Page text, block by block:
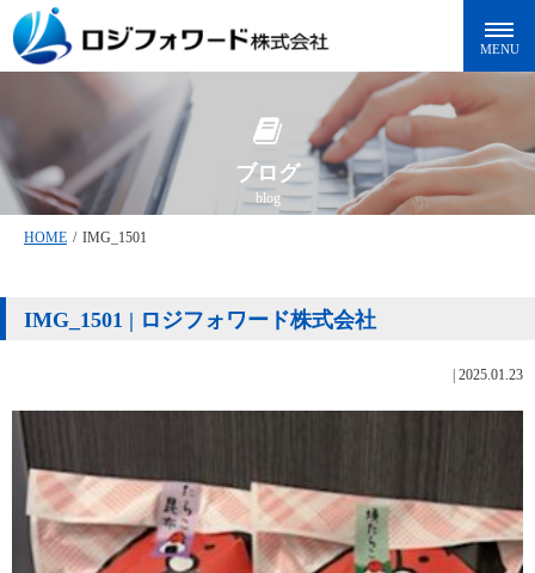
ブログ
blog
HOME / IMG_1501
IMG_1501 | ロジフォワード株式会社
2025.01.23